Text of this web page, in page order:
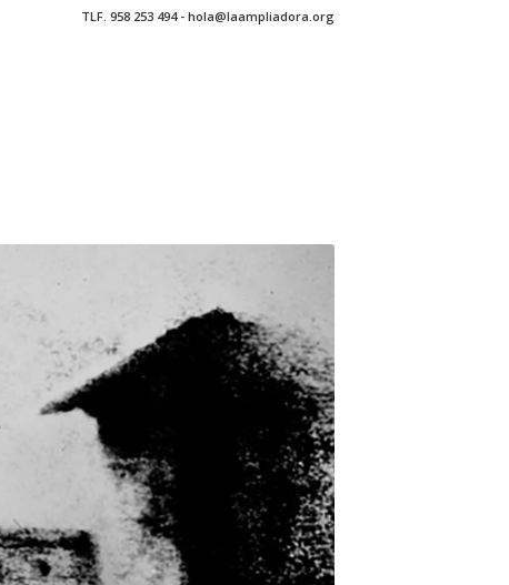
TLF. 958 253 494 - hola@laampliadora.org